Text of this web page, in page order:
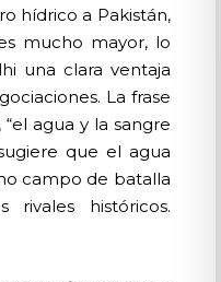
hídrico a Pakistán,
mucho mayor, lo
una clara ventaja
La frase
agua y la sangre
que el agua
campo de batalla
rivales históricos.